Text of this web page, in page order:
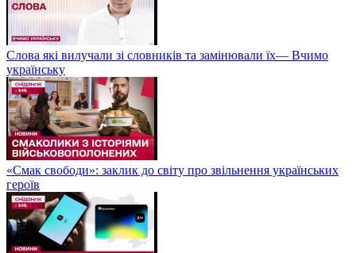
Слова які вилучали зі словників та замінювали їх— Вчимо
українську
«Смак свободи»: заклик до світу про звільнення українських
героїв